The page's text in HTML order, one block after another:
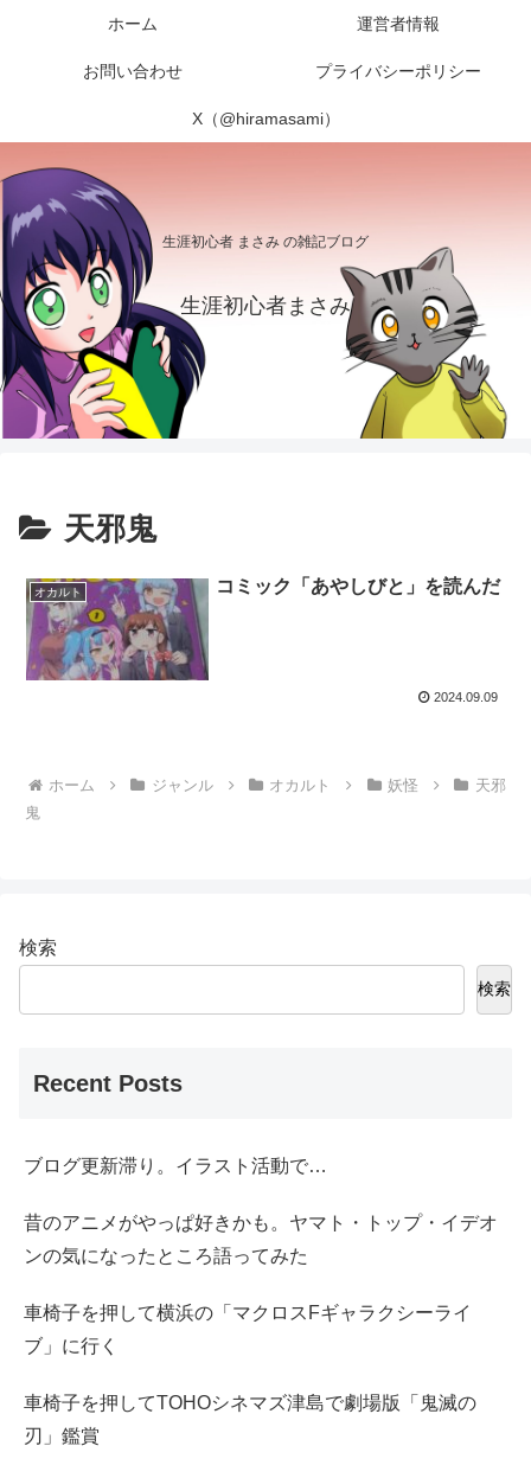
生涯初心者 まさみ の雑記ブログ
生涯初心者まさみ
ホーム 運営者情報
お問い合わせ プライバシーポリシー
X（@hiramasami）
天邪鬼
オカルト コミック「あやしびと」を読んだ
2024.09.09
ホーム ジャンル オカルト 妖怪
天邪
鬼
検索
検索
Recent Posts
ブログ更新滞り。イラスト活動で…
昔のアニメがやっぱ好きかも。ヤマト・トップ・イデオ
ンの気になったところ語ってみた
車椅子を押して横浜の「マクロスFギャラクシーライ
ブ」に行く
車椅子を押してTOHOシネマズ津島で劇場版「鬼滅の
刃」鑑賞